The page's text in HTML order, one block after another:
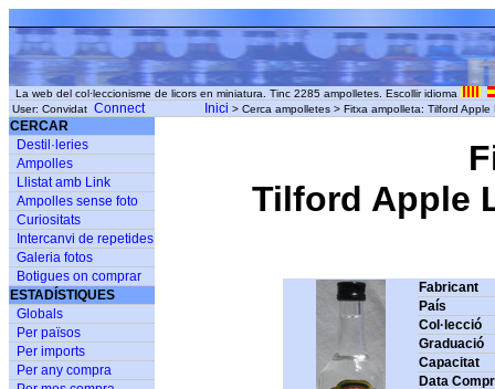
La web del col·leccionisme de licors en miniatura. Tinc 2285 ampolletes. Escollir idioma
User: Convidat Connect Inici > Cerca ampolletes > Fitxa ampolleta: Tilford
CERCAR
Destil·leries
Ampolles
Llistat amb Link
Ampolles sense foto
Curiositats
Intercanvi de repetides
Galeria fotos
Botigues on comprar
ESTADÍSTIQUES
Globals
Per països
Per imports
Per any compra
Tilford Apple
Fabricant
País
Col·lecció
Graduació
Capacitat
Data